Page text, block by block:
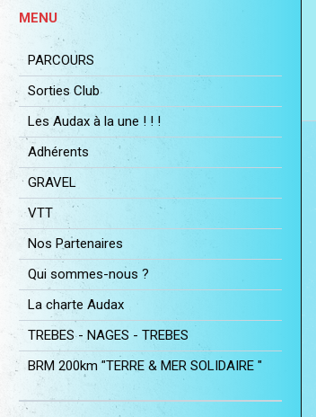
MENU
PARCOURS
Sorties Club
Les Audax à la une ! ! !
Adhérents
GRAVEL
VTT
Nos Partenaires
Qui sommes-nous ?
La charte Audax
TREBES - NAGES - TREBES
BRM 200km "TERRE & MER SOLIDAIRE "